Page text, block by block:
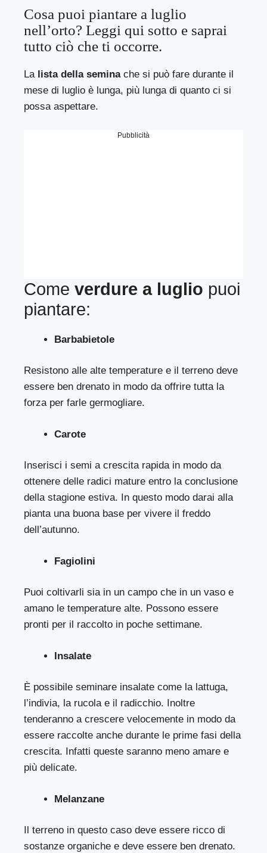
Cosa puoi piantare a luglio
nell’orto? Leggi qui sotto e saprai
tutto ciò che ti occorre.
La lista della seminache si può fare durante il
mese di luglio è lunga, più lunga di quanto ci si
possa aspettare.
Pubblicità
Come verdure a luglio puoi
piantare:
Barbabietole
Resistono alle alte temperature e il terreno deve
essere ben drenato in modo da offrire tutta la
forza per farle germogliare.
Carote
Inserisci i semi a crescita rapida in modo da
ottenere delle radici mature entro la conclusione
della stagione estiva. In questo modo darai alla
pianta una buona base per vivere il freddo
dell’autunno.
Fagiolini
Puoi coltivarli sia in un campo che in un vaso e
amano le temperature alte. Possono essere
pronti per il raccolto in poche settimane.
Insalate
È possibile seminare insalate come la lattuga,
l’indivia, la rucola e il radicchio. Inoltre
tenderanno a crescere velocemente in modo da
essere raccolte anche durante le prime fasi della
crescita. Infatti queste saranno meno amare e
più delicate.
Melanzane
Il terreno in questo caso deve essere ricco di
sostanze organiche e deve essere ben drenato.